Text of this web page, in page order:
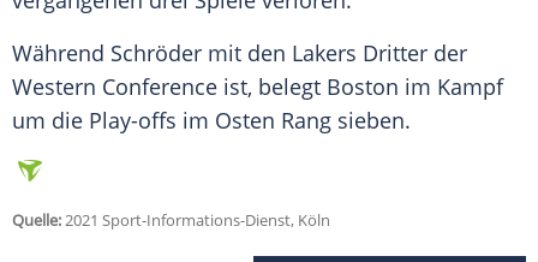
Während Schröder mit den Lakers Dritter der
Western Conference ist, belegt Boston im Kampf
um die Play-offs im Osten Rang sieben.
Quelle:2021 Sport-Informations-Dienst, Köln